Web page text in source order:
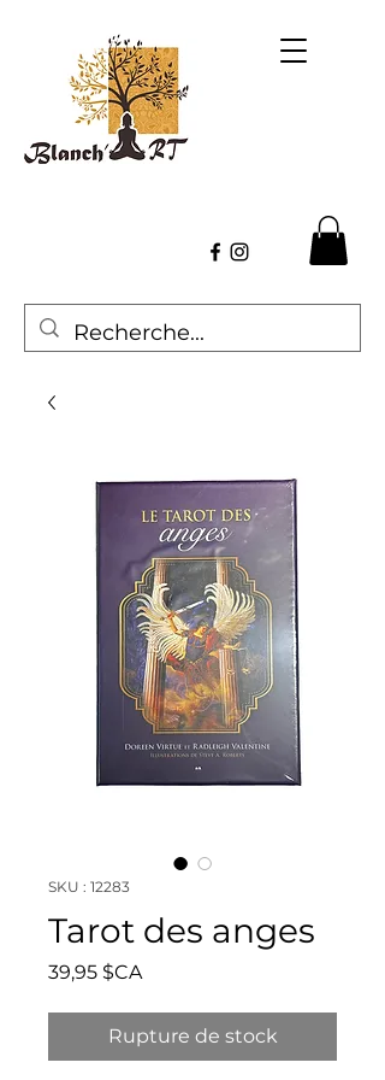
SKU : 12283
Tarot des anges
39,95 $CAPrix
Rupture de stock